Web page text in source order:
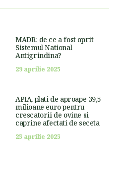
MADR: de ce a fost oprit
Sistemul National
Antigrindina?
29 aprilie 2025
APIA, plati de aproape 39,5
milioane euro pentru
crescatorii de ovine si
caprine afectati de seceta
25 aprilie 2025